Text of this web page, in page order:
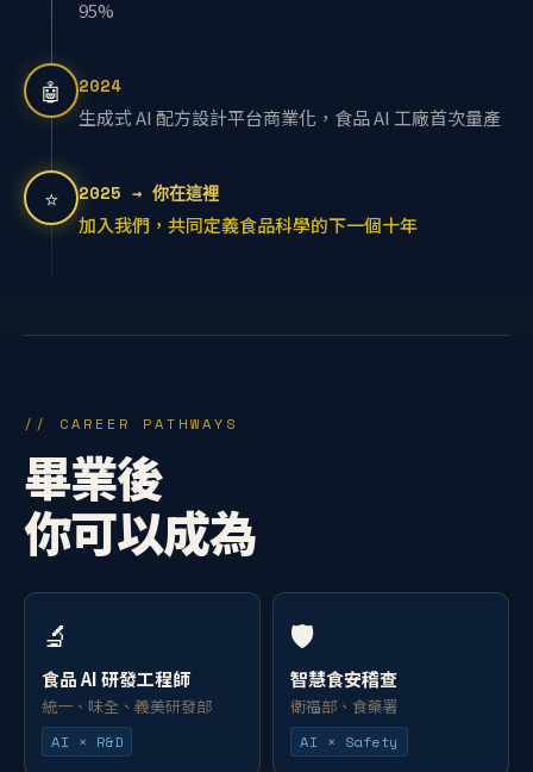
95%
🤖
2024
生成式 AI 配方設計平台商業化，食品 AI 工廠首次量產
⭐
2025 → 你在這裡
加入我們，共同定義食品科學的下一個十年
// CAREER PATHWAYS
畢業後
你可以成為
🔬
食品 AI 研發工程師
統一、味全、義美研發部
AI × R&D
🛡️
智慧食安稽查
衛福部、食藥署
AI × Safety